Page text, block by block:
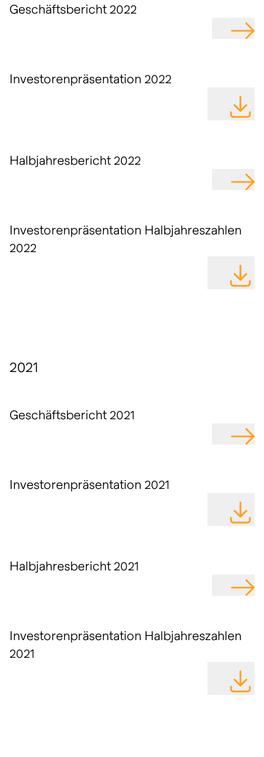
Geschäftsbericht 2022
GEHE
Investorenpräsentation 2022
DATEI
Halbjahresbericht 2022
GEHE
Investorenpräsentation Halbjahreszahlen
2022
DATEI
2021
Geschäftsbericht 2021
GEHE
Investorenpräsentation 2021
DATEI
Halbjahresbericht 2021
GEHE
Investorenpräsentation Halbjahreszahlen
2021
DATEI